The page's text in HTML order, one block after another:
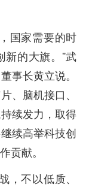
国家需要的时
的大旗。”武
事长黄立说。
、脑机接口、
续发力，取得
续高举科技创
贡献。
，不以低质、